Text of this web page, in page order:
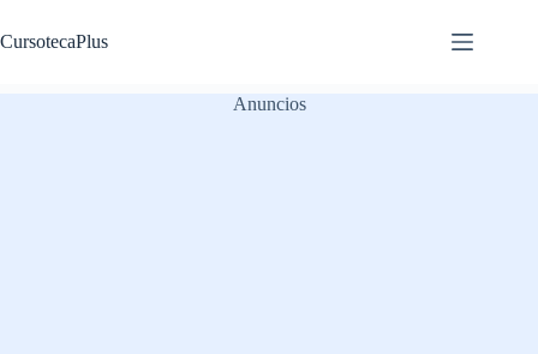
al
contenido
CursotecaPlus
Anuncios